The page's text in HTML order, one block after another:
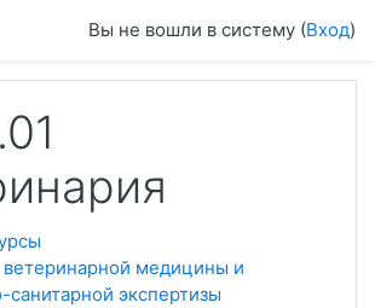
Вы не вошли в систему (Вход)
ветеринарной медицины и
санитарной экспертизы